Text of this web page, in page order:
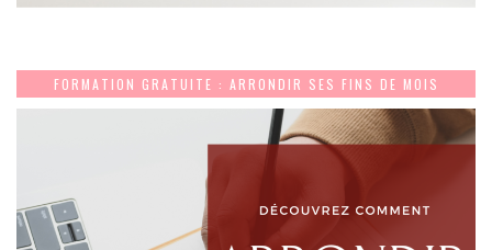
FORMATION GRATUITE : ARRONDIR SES FINS DE MOIS